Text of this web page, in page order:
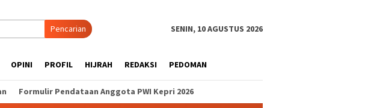
Pencarian SENIN, 10 AGUSTUS 2026
OPINI PROFIL HIJRAH REDAKSI PEDOMAN
Formulir Pendataan Anggota PWI Kepri 2026